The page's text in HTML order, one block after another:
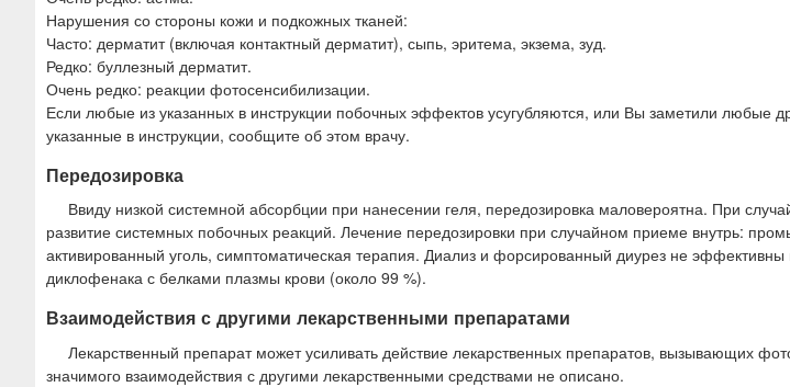
Нарушения со стороны кожи и подкожных тканей:
Часто: дерматит (включая контактный дерматит), сыпь, эритема, экзема, зуд.
Редко: буллезный дерматит.
Очень редко: реакции фотосенсибилизации.
Если любые из указанных в инструкции побочных эффектов усугубляются, или Вы заметили любые
указанные в инструкции, сообщите об этом врачу.
Передозировка
Ввиду низкой системной абсорбции при нанесении геля, передозировка маловероятна. При
развитие системных побочных реакций. Лечение передозировки при случайном приеме внутрь:
активированный уголь, симптоматическая терапия. Диализ и форсированный диурез не эффективны
диклофенака с белками плазмы крови (около 99 %).
Взаимодействия с другими лекарственными препаратами
Лекарственный препарат может усиливать действие лекарственных препаратов, вызывающих
значимого взаимодействия с другими лекарственными средствами не описано.